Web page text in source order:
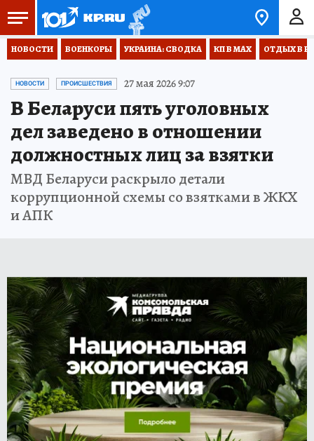
НОВОСТИ ВОЕНКОРЫ УКРАИНА: СВОДКА КП В МАХ ОТДЫХ В
НОВОСТИ ПРОИСШЕСТВИЯ 27 мая 2026 9:07
В Беларуси пять уголовных
дел заведено в отношении
должностных лиц за взятки
МВД Беларуси раскрыло детали
коррупционной схемы со взятками в ЖКХ
и АПК